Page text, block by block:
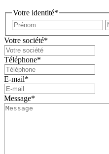
Votre identité*
Votre société*
Téléphone*
E-mail*
Message*